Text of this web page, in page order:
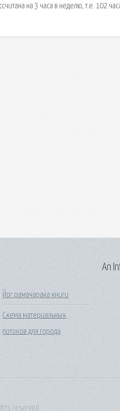
на 3 часа в неделю, т.е. 102
Йог рамачарака книги
Схема материальных
потоков для города
An
reserved.